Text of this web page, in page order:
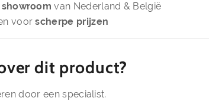
van Nederland & België
voorscherpe prijzen
dit product?
door een specialist.